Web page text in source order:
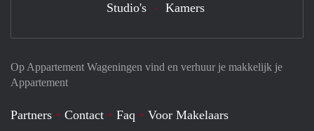
Op Appartement Wageningen vind en verhuur je makkelijk je
Appartement
Partners Contact Faq
Voor Makelaars
Studio's Kamers